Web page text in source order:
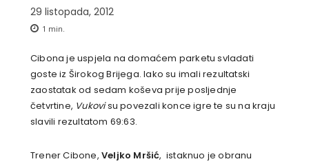
29 listopada, 2012
1 min.
Cibona je uspjela na domaćem parketu svladati
goste iz Širokog Brijega. Iako su imali rezultatski
zaostatak od sedam koševa prije posljednje
četvrtine, Vukovisu povezali konce igre te su na kraju
slavili rezultatom 69:63.
Trener Cibone, Veljko Mršić, istaknuo je obranu